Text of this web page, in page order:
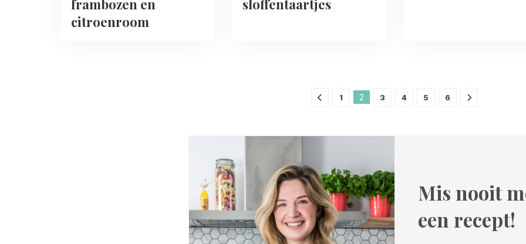
frambozen en
citroenroom
sloffentaartjes
1 2 3 4 5 6
Mis nooit
een recept!